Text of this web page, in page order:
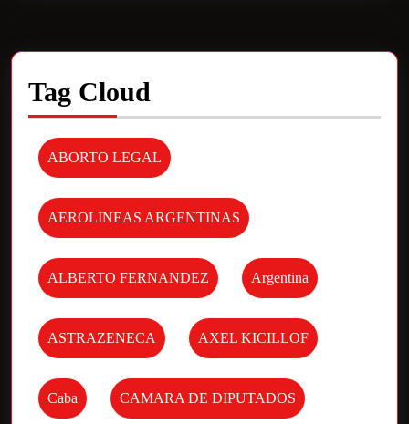
Tag Cloud
ABORTO LEGAL
AEROLINEAS ARGENTINAS
ALBERTO FERNANDEZ Argentina
ASTRAZENECA AXEL KICILLOF
Caba CAMARA DE DIPUTADOS